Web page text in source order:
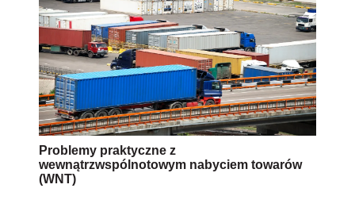
Problemy praktyczne z
wewnątrzwspólnotowym nabyciem towarów
(WNT)